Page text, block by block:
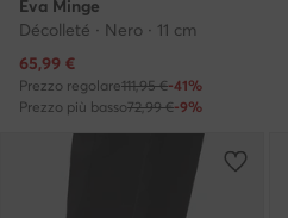
Eva Minge
Décolleté · Nero · 11 cm
Prezzo attuale
65,99 €
Prezzo regolare111,95 €-41%
Prezzo più basso72,99 €-9%